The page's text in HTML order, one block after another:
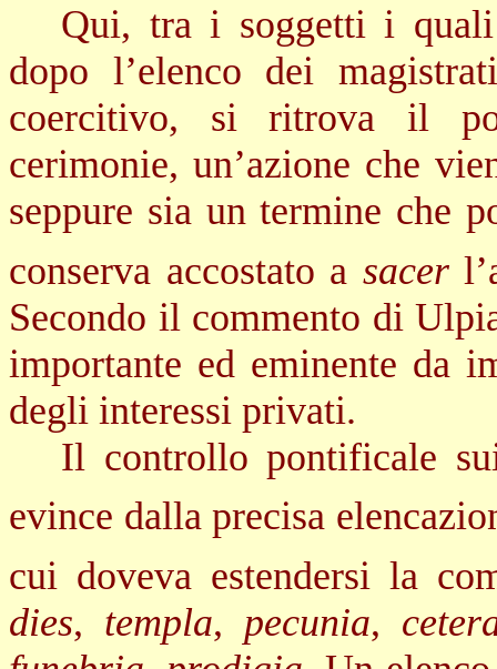
Qui, tra i soggetti i
dopo l’elenco dei
coercitivo, si ritrova il
cerimonie, un’azione che
seppure sia un termine che
conserva accostato a sacer
Secondo il commento di
importante ed eminente da
degli interessi privati.
Il controllo pontificale
evince dalla precisa
cui doveva estendersi la
dies, templa, pecunia,